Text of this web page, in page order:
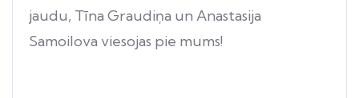
jaudu, Tīna Graudiņa un Anastasija
Samoilova viesojas pie mums!